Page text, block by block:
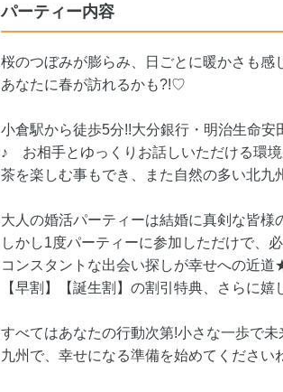
パーティー内容
桜のつぼみが膨らみ、日ごとに暖かさも
あなたに春が訪れるかも?!♡
小倉駅から徒歩5分!!大分銀行・明治生命
♪ お相手とゆっくりお話しいただける環
茶を楽しむ事もでき、また自然の多い北
大人の婚活パーティーは結婚に真剣な皆様
しかし1度パーティーに参加しただけで、
コンスタントな出会い探しが幸せへの近
【早割】【誕生割】の割引特典、さらに
すべてはあなたの行動次第!小さな一歩で
九州で、幸せになる準備を始めてください